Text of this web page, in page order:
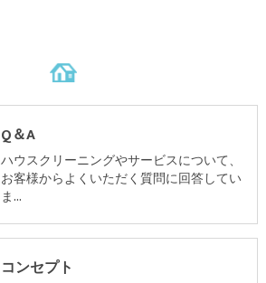
Q＆A
ハウスクリーニングやサービスについて、
お客様からよくいただく質問に回答してい
ま…
コンセプト